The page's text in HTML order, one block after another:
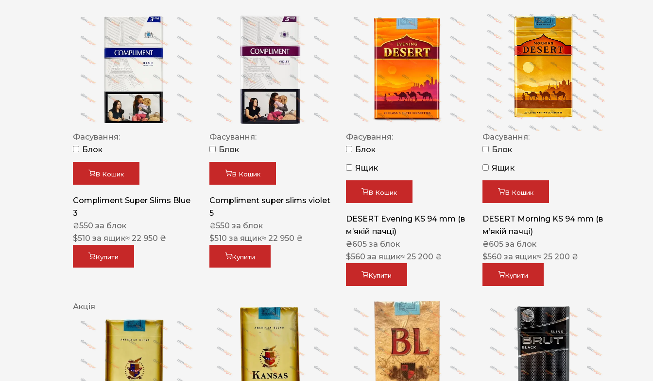
Фасування:
Блок
В Кошик
Compliment Super Slims Blue
3
₴550 за блок
$510 за ящик≈ 22 950 ₴
Купити
Фасування:
Блок
В Кошик
Compliment super slims violet
5
₴550 за блок
$510 за ящик≈ 22 950 ₴
Купити
Фасування:
Блок
Ящик
В Кошик
DESERT Evening KS 94 mm (в
мʼякій пачці)
₴605 за блок
$560 за ящик≈ 25 200 ₴
Купити
Фасування:
Блок
Ящик
В Кошик
DESERT Morning KS 94 mm (в
мʼякій пачці)
₴605 за блок
$560 за ящик≈ 25 200 ₴
Купити
Акція